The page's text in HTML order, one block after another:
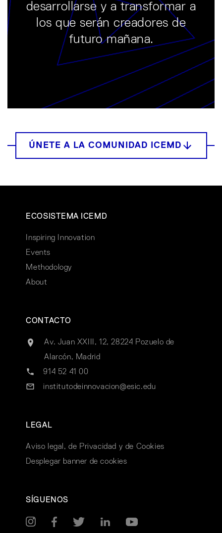
desarrollarse y a transformar a
los que serán creadores de
futuro mañana.
ECOSISTEMA ICEMD
Inspiring Innovation
Events
Methodology
About
CONTACTO
Av. Juan XXIII, 12, 28224 Pozuelo de
Alarcón, Madrid
914 52 41 00
institutodeinnovacion@esic.edu
LEGAL
Aviso legal, de Privacidad y de Cookies
Desplegar banner de cookies
SÍGUENOS